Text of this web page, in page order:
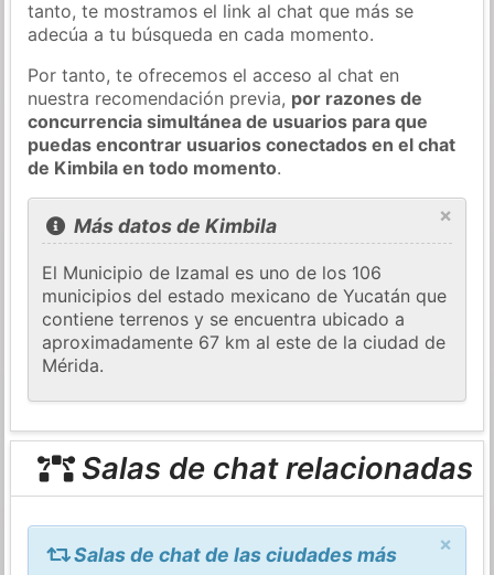
tanto, te mostramos el link al chat que más se
adecúa a tu búsqueda en cada momento.
Por tanto, te ofrecemos el acceso al chat en
nuestra recomendación previa, por razones de
concurrencia simultánea de usuarios para que
puedas encontrar usuarios conectados en el chat
de Kimbila en todo momento.
×
Más datos de Kimbila
El Municipio de Izamal es uno de los 106
municipios del estado mexicano de Yucatán que
contiene terrenos y se encuentra ubicado a
aproximadamente 67 km al este de la ciudad de
Mérida.
Salas de chat relacionadas
×
Salas de chat de las ciudades más